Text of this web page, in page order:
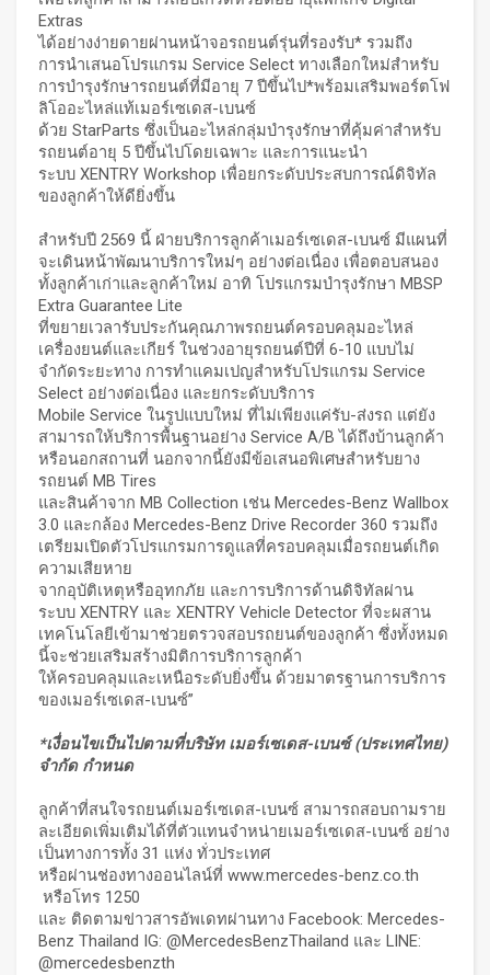
Extras
ได้อย่างง่ายดายผ่านหน้าจอรถยนต์รุ่นที่รองรับ* รวมถึง
การนำเสนอโปรแกรม Service Select ทางเลือกใหม่สำหรับ
การบำรุงรักษารถยนต์ที่มีอายุ 7 ปีขึ้นไป*พร้อมเสริมพอร์ตโฟ
ลิโออะไหล่แท้เมอร์เซเดส-เบนซ์
ด้วย StarParts ซึ่งเป็นอะไหล่กลุ่มบำรุงรักษาที่คุ้มค่าสำหรับ
รถยนต์อายุ 5 ปีขึ้นไปโดยเฉพาะ และการแนะนำ
ระบบ XENTRY Workshop เพื่อยกระดับประสบการณ์ดิจิทัล
ของลูกค้าให้ดียิ่งขึ้น
สำหรับปี 2569 นี้ ฝ่ายบริการลูกค้าเมอร์เซเดส-เบนซ์ มีแผนที่
จะเดินหน้าพัฒนาบริการใหม่ๆ อย่างต่อเนื่อง เพื่อตอบสนอง
ทั้งลูกค้าเก่าและลูกค้าใหม่ อาทิ โปรแกรมบำรุงรักษา MBSP
Extra Guarantee Lite
ที่ขยายเวลารับประกันคุณภาพรถยนต์ครอบคลุมอะไหล่
เครื่องยนต์และเกียร์ ในช่วงอายุรถยนต์ปีที่ 6-10 แบบไม่
จำกัดระยะทาง การทำแคมเปญสำหรับโปรแกรม Service
Select อย่างต่อเนื่อง และยกระดับบริการ
Mobile Service ในรูปแบบใหม่ ที่ไม่เพียงแค่รับ-ส่งรถ แต่ยัง
สามารถให้บริการพื้นฐานอย่าง Service A/B ได้ถึงบ้านลูกค้า
หรือนอกสถานที่ นอกจากนี้ยังมีข้อเสนอพิเศษสำหรับยาง
รถยนต์ MB Tires
และสินค้าจาก MB Collection เช่น Mercedes-Benz Wallbox
3.0 และกล้อง Mercedes-Benz Drive Recorder 360 รวมถึง
เตรียมเปิดตัวโปรแกรมการดูแลที่ครอบคลุมเมื่อรถยนต์เกิด
ความเสียหาย
จากอุบัติเหตุหรืออุทกภัย และการบริการด้านดิจิทัลผ่าน
ระบบ XENTRY และ XENTRY Vehicle Detector ที่จะผสาน
เทคโนโลยีเข้ามาช่วยตรวจสอบรถยนต์ของลูกค้า ซึ่งทั้งหมด
นี้จะช่วยเสริมสร้างมิติการบริการลูกค้า
ให้ครอบคลุมและเหนือระดับยิ่งขึ้น ด้วยมาตรฐานการบริการ
ของเมอร์เซเดส-เบนซ์”
*เงื่อนไขเป็นไปตามที่บริษัท เมอร์เซเดส-เบนซ์ (ประเทศไทย)
จำกัด กำหนด
ลูกค้าที่สนใจรถยนต์เมอร์เซเดส-เบนซ์ สามารถสอบถามราย
ละเอียดเพิ่มเติมได้ที่ตัวแทนจำหน่ายเมอร์เซเดส-เบนซ์ อย่าง
เป็นทางการทั้ง 31 แห่ง ทั่วประเทศ
หรือผ่านช่องทางออนไลน์ที่ www.mercedes-benz.co.th
หรือโทร 1250
และ ติดตามข่าวสารอัพเดทผ่านทาง Facebook: Mercedes-
Benz Thailand IG: @MercedesBenzThailand และ LINE:
@mercedesbenzth